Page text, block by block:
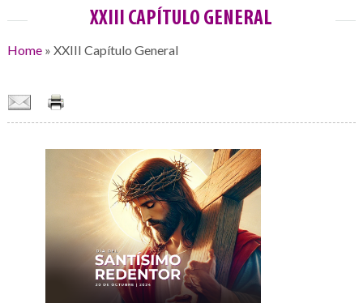
XXIII CAPÍTULO GENERAL
Home» XXIII Capítulo General